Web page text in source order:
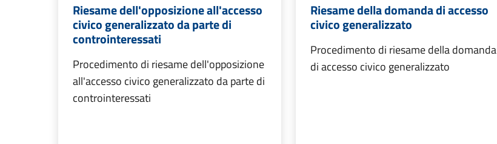
Riesame dell'opposizione all'accesso
civico generalizzato da parte di
controinteressati
Procedimento di riesame dell'opposizione
all'accesso civico generalizzato da parte di
controinteressati
Riesame della domanda di accesso
civico generalizzato
Procedimento di riesame della domanda
di accesso civico generalizzato